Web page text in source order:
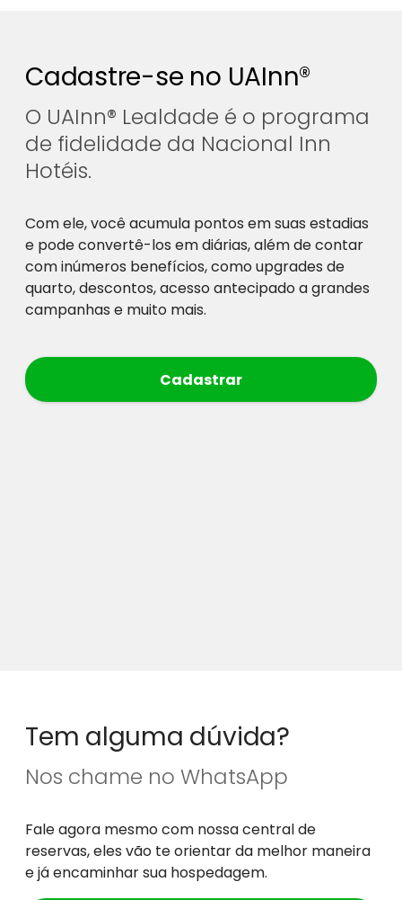
Cadastre-se no UAInn®
O UAInn® Lealdade é o programa
de fidelidade da Nacional Inn
Hotéis.
Com ele, você acumula pontos em suas estadias
e pode convertê-los em diárias, além de contar
com inúmeros benefícios, como upgrades de
quarto, descontos, acesso antecipado a grandes
campanhas e muito mais.
Cadastrar
Tem alguma dúvida?
Nos chame no WhatsApp
Fale agora mesmo com nossa central de
reservas, eles vão te orientar da melhor maneira
e já encaminhar sua hospedagem.